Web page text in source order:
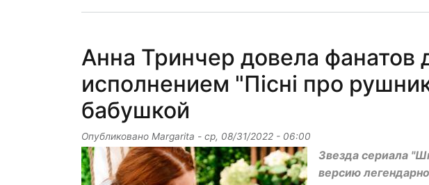
Анна Тринчер довела фанатов
исполнением "Пісні про
бабушкой
Опубликовано Margarita - ср, 08/31/2022 - 06:00
Звезда сериала
версию